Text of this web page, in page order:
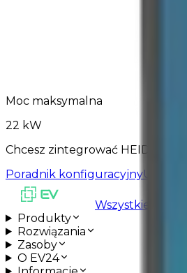
Moc maksymalna
22 kW
Chcesz zintegrować
Poradnik konfiguracyjnyUmów
Wszystkie
Produkty
Rozwiązania
Zasoby
O EV24